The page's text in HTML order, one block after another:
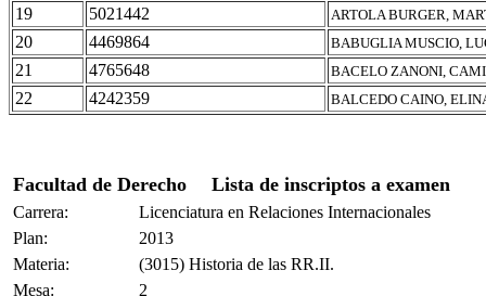
19 5021442 ARTOLA BURGER,
20 4469864 BABUGLIA MUSCIO,
21 4765648 BACELO ZANONI,
22 4242359 BALCEDO CAINO,
Facultad de Derecho Lista de inscriptos a examen
Carrera:
Licenciatura en Relaciones Internacionales
Plan:
2013
Materia:
(3015) Historia de las RR.II.
Mesa:
2